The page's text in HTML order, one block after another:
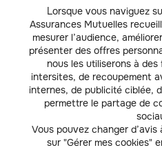
Lorsque vous naviguez
Assurances Mutuelles
mesurer l’audience,
présenter des offres
nous les utiliserons à
intersites, de recoupement
internes, de publicité ciblée,
permettre le partage de
Vous pouvez changer
sur "Gérer mes cookies"
AUTO
Qu'est-ce que le certificat
AUTO
Marquage d’un vélo :
démarches